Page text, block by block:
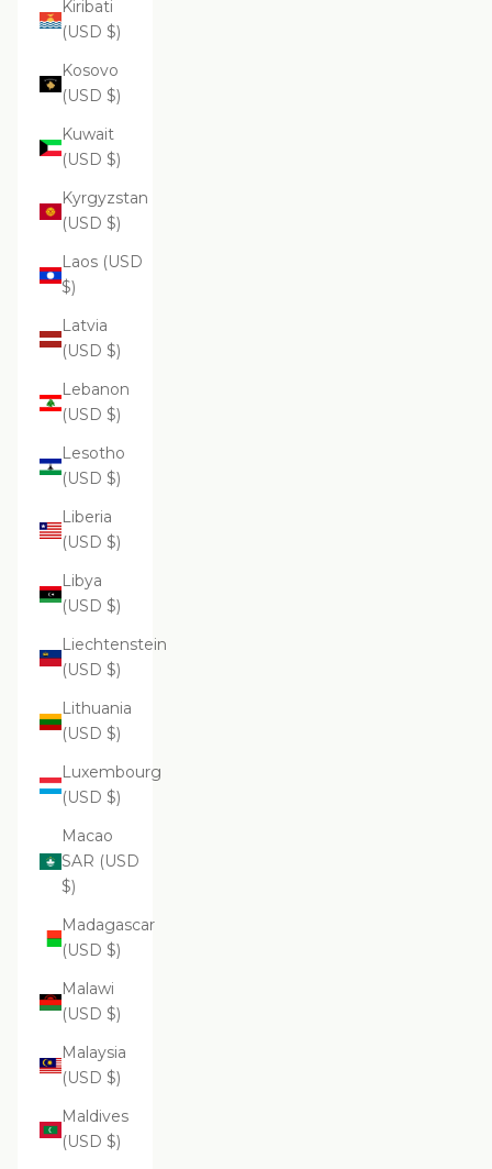
Kiribati
(USD $)
Kosovo
(USD $)
Kuwait
(USD $)
Kyrgyzstan
(USD $)
Laos (USD
$)
Latvia
(USD $)
Lebanon
(USD $)
Lesotho
(USD $)
Liberia
(USD $)
Libya
(USD $)
Liechtenstein
(USD $)
Lithuania
(USD $)
Luxembourg
(USD $)
Macao
SAR (USD
$)
Madagascar
(USD $)
Malawi
(USD $)
Malaysia
(USD $)
Maldives
(USD $)